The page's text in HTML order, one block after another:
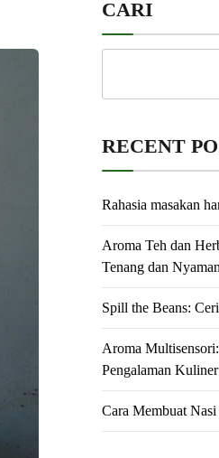
CARI
RECENT
Rahasia masakan
Aroma Teh dan
Tenang dan Nyaman
Spill the Beans:
Aroma
Pengalaman Kuliner
Cara Membuat